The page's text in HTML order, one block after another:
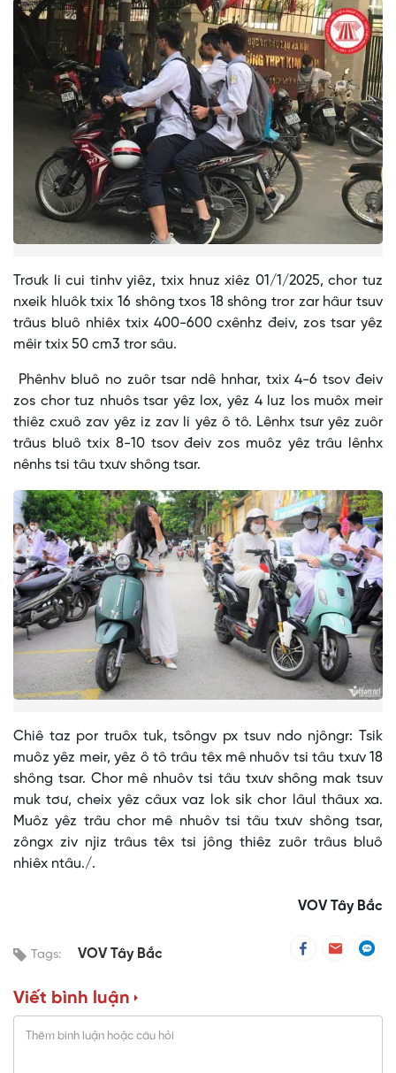
Trơưk li cui tinhv yiêz, txix hnuz xiêz 01/1/2025, chor tuz
nxeik hluôk txix 16 shông txos 18 shông tror zar hâur tsuv
trâus bluô nhiêx txix 400-600 cxênhz đeiv, zos tsar yêz
mêir txix 50 cm3 tror sâu.
Phênhv bluô no zuôr tsar ndê hnhar, txix 4-6 tsov đeiv
zos chor tuz nhuôs tsar yêz lox, yêz 4 luz los muôx meir
thiêz cxuô zav yêz iz zav li yêz ô tô. Lênhx tsưr yêz zuôr
trâus bluô txix 8-10 tsov đeiv zos muôz yêz trâu lênhx
nênhs tsi tâu txưv shông tsar.
Chiê taz por truôx tuk, tsôngv px tsuv ndo njôngr: Tsik
muôz yêz meir, yêz ô tô trâu têx mê nhuôv tsi tâu txưv 18
shông tsar. Chor mê nhuôv tsi tâu txưv shông mak tsuv
muk tơư, cheix yêz câux vaz lok sik chor lâul thâux xa.
Muôz yêz trâu chor mê nhuôv tsi tâu txưv shông tsar,
zôngx ziv njiz trâus têx tsi jông thiêz zuôr trâus bluô
nhiêx ntâu./.
VOV Tây Bắc
Tags: VOV Tây Bắc
Viết bình luận